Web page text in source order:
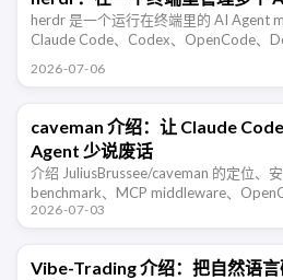
herdr 是一个运行在终端里的 AI Agent
Claude Code、Codex、OpenCode、
2026-07-06
caveman 介绍：让 Claude
Agent 少说废话
介绍 JuliusBrussee/caveman 的定位、
benchmark、MCP middleware、
开发者判断这类 Agent …
2026-07-03
Vibe-Trading 介绍：把自然语